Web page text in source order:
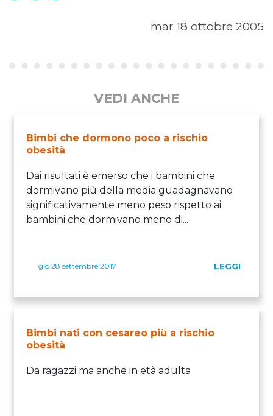
mar 18 ottobre 2005
VEDI ANCHE
Bimbi che dormono poco a rischio
obesità
Dai risultati è emerso che i bambini che
dormivano più della media guadagnavano
significativamente meno peso rispetto ai
bambini che dormivano meno di...
gio 28 settembre 2017 LEGGI
Bimbi nati con cesareo più a rischio
obesità
Da ragazzi ma anche in età adulta